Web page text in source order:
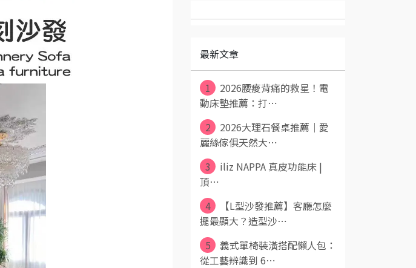
最新文章
1
2026腰痠背痛的救星！電
動床墊推薦：打⋯
2
2026大理石餐桌推薦｜愛
麗絲傢俱天然大⋯
3
iliz NAPPA 真皮功能床 |
頂⋯
4
【L型沙發推薦】客廳怎麼
擺最顯大？造型沙⋯
5
義式單椅裝潢搭配懶人包：
從工藝辨識到 6⋯